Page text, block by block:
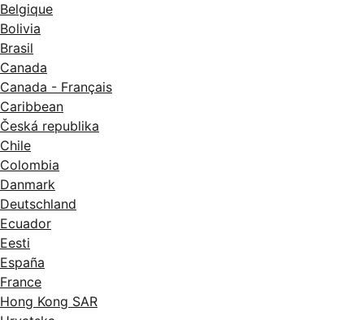
Belgique
Bolivia
Brasil
Canada
Canada - Français
Caribbean
Česká republika
Chile
Colombia
Danmark
Deutschland
Ecuador
Eesti
España
France
Hong Kong SAR